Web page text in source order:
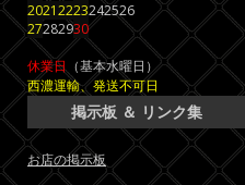
20212223242526
27282930
休業日 （基本水曜日）
西濃運輸、発送不可日
掲示板 ＆ リンク集
お店の掲示板